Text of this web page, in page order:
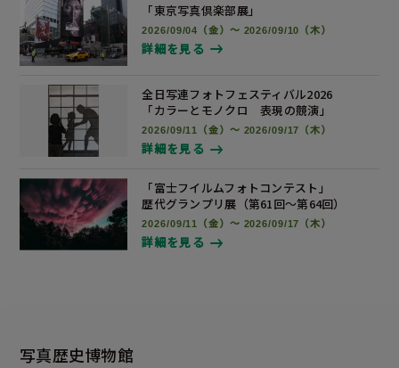
「東京写真倶楽部展」
2026/09/04（金）～ 2026/09/10（木）
詳細を見る
全日写連フォトフェスティバル2026
「カラーとモノクロ 表現の競演」
2026/09/11（金）～ 2026/09/17（木）
詳細を見る
「富士フイルムフォトコンテスト」
歴代グランプリ展 （第61回～第64回）
2026/09/11（金）～ 2026/09/17（木）
詳細を見る
写真歴史博物館